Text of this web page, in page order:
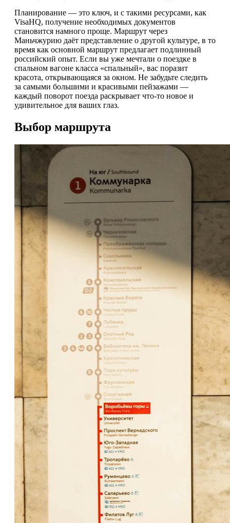
Планирование — это ключ, и с такими ресурсами, как
VisaHQ, получение необходимых документов
становится намного проще. Маршрут через
Маньчжурию даёт представление о другой культуре, в то
время как основной маршрут предлагает подлинный
российский опыт. Если вы уже мечтали о поездке в
спальном вагоне класса «спальный», вас поразит
красота, открывающаяся за окном. Не забудьте следить
за самыми большими и красивыми пейзажами —
каждый поворот поезда раскрывает что-то новое и
удивительное для ваших глаз.
Выбор маршрута